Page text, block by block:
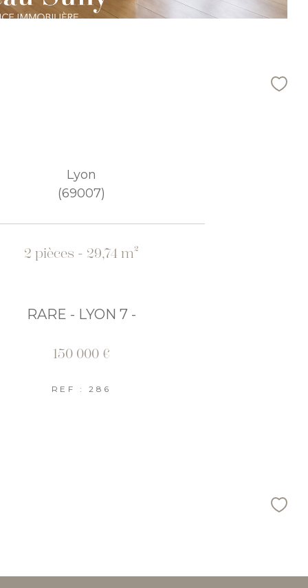
Lyon
(69007)
2 pièces - 29,74 m²
RARE - LYON 7 -
150 000 €
REF : 286